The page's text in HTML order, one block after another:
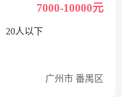
7000-10000元
20人以下
广州市 番禺区